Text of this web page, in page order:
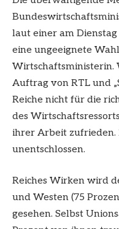
laut einer am
eine ungeeignete
Wirtschaftsministerin.
Auftrag von RTL und
Reiche nicht für die
des
ihrer Arbeit zufrieden.
unentschlossen.
Reiches Wirken wird
und Westen (75
gesehen. Selbst